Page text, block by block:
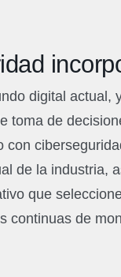
digital actual,
toma de
con
de la industria,
que
continuas de